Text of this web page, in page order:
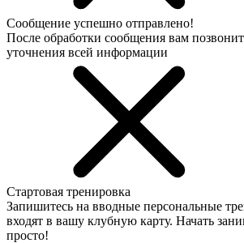
Сообщение успешно отправлено!
После обработки сообщения вам
уточнения всей информации
Стартовая тренировка
Запишитесь на вводные персональные
входят в вашу клубную карту. Начать
просто!